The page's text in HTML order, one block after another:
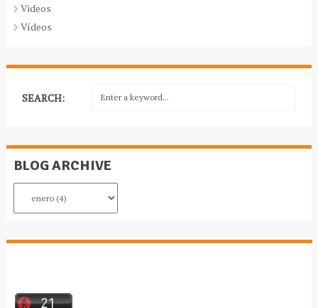
Videos
Vídeos
SEARCH:
BLOG ARCHIVE